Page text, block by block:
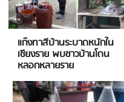
แก๊งทาสีบ้านระบาดหนักใน
เชียงราย พบชาวบ้านโดน
หลอกหลายราย